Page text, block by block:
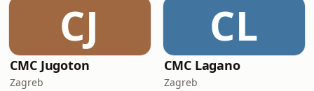
CJ
CMC Jugoton
Zagreb
CL
CMC Lagano
Zagreb